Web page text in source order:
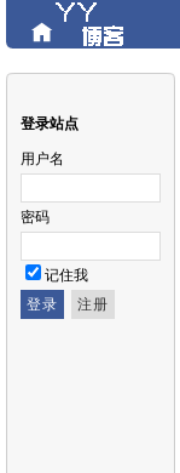
登录站点
用户名
密码
记住我